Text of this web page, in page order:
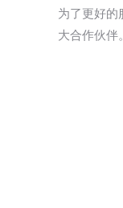
为了更好的
大合作伙伴